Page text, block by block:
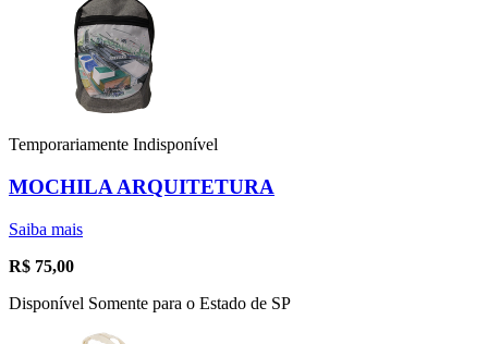
Temporariamente Indisponível
MOCHILA ARQUITETURA
Saiba mais
R$ 75,00
Disponível Somente para o Estado de SP